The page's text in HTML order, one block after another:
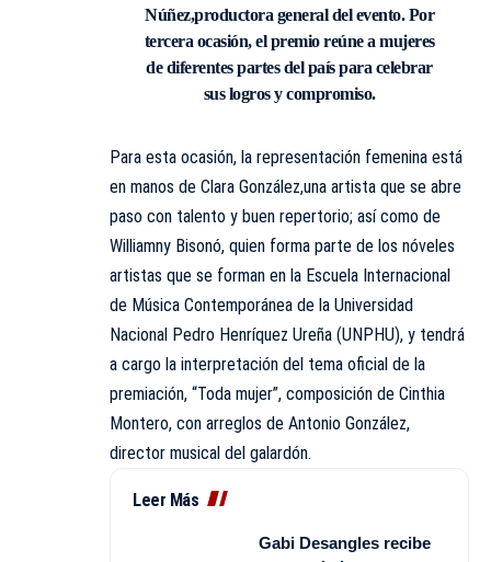
Núñez,productora general del evento. Por
tercera ocasión, el premio reúne a mujeres
de diferentes partes del país para celebrar
sus logros y compromiso.
Para esta ocasión, la representación femenina está
en manos de Clara González,una artista que se abre
paso con talento y buen repertorio; así como de
Williamny Bisonó, quien forma parte de los nóveles
artistas que se forman en la Escuela Internacional
de Música Contemporánea de la Universidad
Nacional Pedro Henríquez Ureña (UNPHU), y tendrá
a cargo la interpretación del tema oficial de la
premiación, “Toda mujer”, composición de Cinthia
Montero, con arreglos de Antonio González,
director musical del galardón.
Leer Más
Gabi Desangles recibe